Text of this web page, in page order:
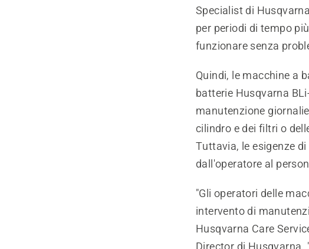
Specialist di
per periodi di tempo
funzionare senza
Quindi, le macchine a
batterie Husqvarna
manutenzione
cilindro e dei filtri o
Tuttavia, le esigenze
dall'operatore al
"Gli operatori delle
intervento di
Husqvarna Care
Director di Husqvarna.